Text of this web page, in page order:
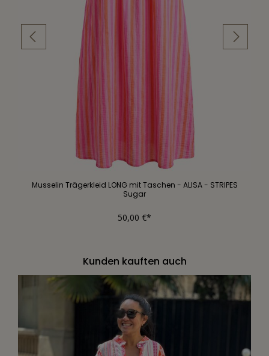
Musselin Trägerkleid LONG mit Taschen - ALISA - STRIPES
Sugar
50,00 €*
Kunden kauften auch